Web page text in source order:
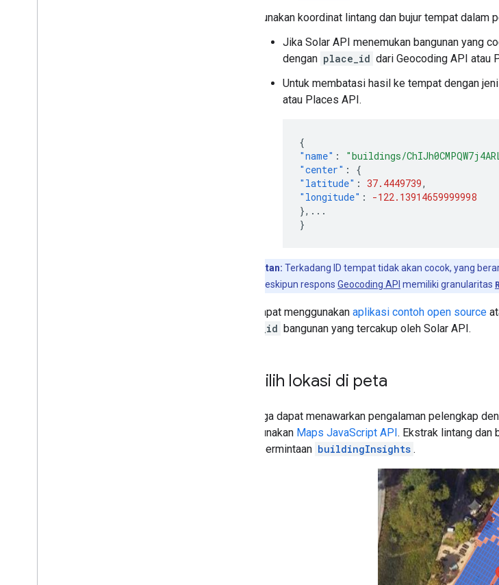
Gunakan koordinat lintang dan bujur tempat dalam
Jika Solar API menemukan bangunan yang
dengan place_id dari Geocoding API atau
Untuk membatasi hasil ke tempat dengan
atau Places API.
{
"name" : "buildings/
"center" :
{
"latitude" : 37.4449739,
"longitude" :
-122.13914659999998
}, ...
}
Catatan: Terkadang ID tempat tidak akan cocok, yang
sama. Meskipun respons Geocoding API memiliki granularitas
Anda dapat menggunakan aplikasi contoh open source
place_id bangunan yang tercakup oleh Solar API.
Memilih lokasi di peta
Anda juga dapat menawarkan pengalaman pelengkap
menggunakan Maps JavaScript API. Ekstrak lintang dan
dalam permintaan buildingInsights .